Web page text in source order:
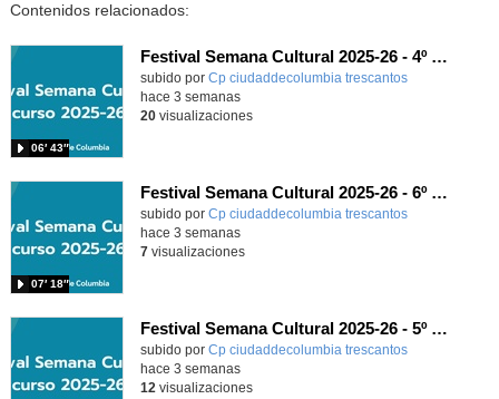
Contenidos relacionados:
Festival Semana Cultural 2025-26 - 4º de Primaria
subido por Cp ciudaddecolumbia trescantos
06′ 43″
-
hace 3 semanas
20visualizaciones
Festival Semana Cultural 2025-26 - 6º de Primaria
subido por Cp ciudaddecolumbia trescantos
07′ 18″
-
hace 3 semanas
7visualizaciones
Festival Semana Cultural 2025-26 - 5º de Primaria
subido por Cp ciudaddecolumbia trescantos-
hace 3 semanas
12 visualizaciones